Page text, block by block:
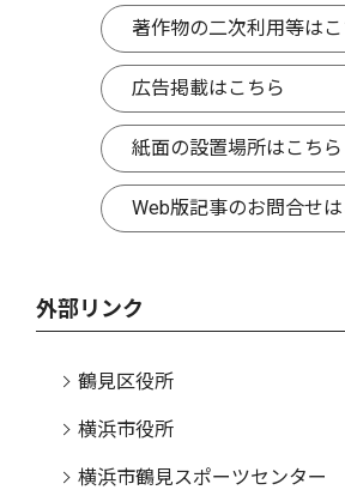
著作物の二次利用等は
広告掲載はこちら
紙面の設置場所はこちら
Web版記事のお問合せ
外部リンク
鶴見区役所
横浜市役所
横浜市鶴見スポーツセンター